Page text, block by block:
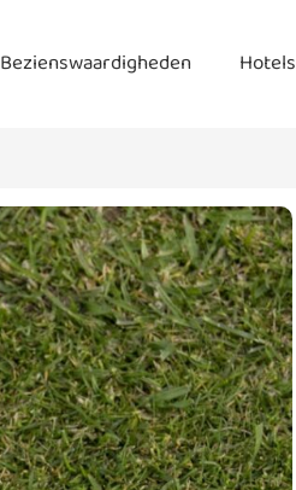
Bezienswaardigheden Hotels